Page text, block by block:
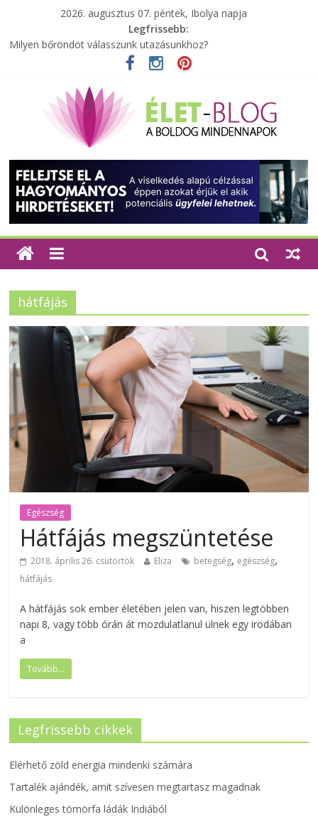
2026. augusztus 07. péntek, Ibolya napja
Legfrissebb:
Milyen bőröndöt válasszunk utazásunkhoz?
Elérhető zöld energia mindenki számára
Különleges tömörfa ládák Indiából
A zöld forradalom: A mosó- és parfümtermékek környezetbarát
szempontjainak erősítése
hátfájás
Egészség
Hátfájás megszüntetése
2018. április 26. csütörtök Eliza betegség, egészség,
hátfájás
A hátfájás sok ember életében jelen van, hiszen legtöbben
napi 8, vagy több órán át mozdulatlanul ülnek egy irodában
a
Tovább...
Legfrissebb cikkek
Elérhető zöld energia mindenki számára
Tartalék ajándék, amit szívesen megtartasz magadnak
Különleges tömörfa ládák Indiából